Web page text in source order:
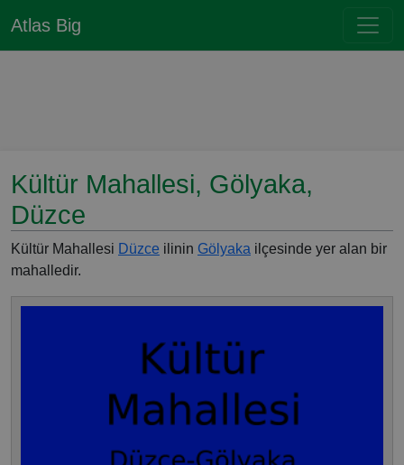
Atlas Big
Kültür Mahallesi, Gölyaka,
Düzce
Kültür Mahallesi Düzce ilinin Gölyaka ilçesinde yer alan bir
mahalledir.